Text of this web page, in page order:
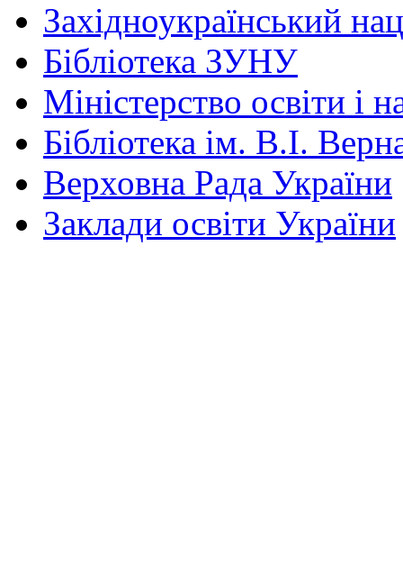
Західноукраїнський
Бібліотека ЗУНУ
Міністерство освіти і
Бібліотека ім. В.І.
Верховна Рада України
Заклади освіти України